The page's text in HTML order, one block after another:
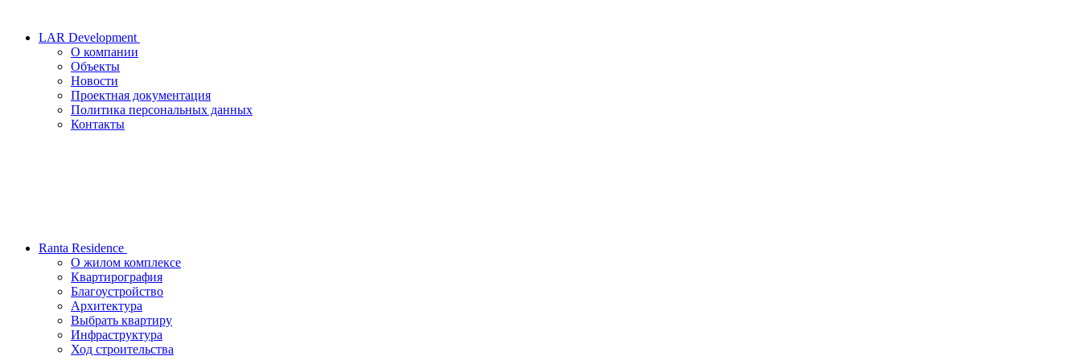
LAR Development
О компании
Объекты
Новости
Проектная документация
Политика персональных данных
Контакты
Ranta Residence
О жилом комплексе
Квартирография
Благоустройство
Архитектура
Выбрать квартиру
Инфраструктура
Ход строительства